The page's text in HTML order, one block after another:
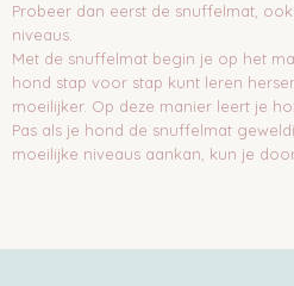
Probeer dan eerst de snuffelmat,
niveaus.
Met de snuffelmat begin je op het
hond stap voor stap kunt leren
moeilijker. Op deze manier leert je
Pas als je hond de snuffelmat
moeilijke niveaus aankan, kun je